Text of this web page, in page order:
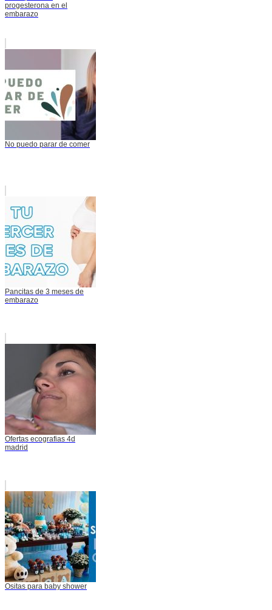
progesterona en el
embarazo
No puedo parar de comer
Pancitas de 3 meses de
embarazo
Ofertas ecografias 4d
madrid
Ositas para baby shower